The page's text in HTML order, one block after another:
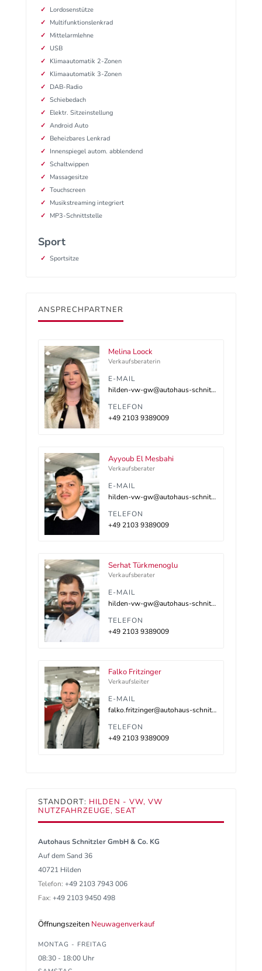
Lordosenstütze
Multifunktionslenkrad
Mittelarmlehne
USB
Klimaautomatik 2-Zonen
Klimaautomatik 3-Zonen
DAB-Radio
Schiebedach
Elektr. Sitzeinstellung
Android Auto
Beheizbares Lenkrad
Innenspiegel autom. abblendend
Schaltwippen
Massagesitze
Touchscreen
Musikstreaming integriert
MP3-Schnittstelle
Sport
Sportsitze
ANSPRECHPARTNER
Melina Loock
Verkaufsberaterin
E-MAIL
hilden-vw-gw@autohaus-schnitzler.dealerdesk.de
TELEFON
+49 2103 9389009
Ayyoub El Mesbahi
Verkaufsberater
E-MAIL
hilden-vw-gw@autohaus-schnitzler.dealerdesk.de
TELEFON
+49 2103 9389009
Serhat Türkmenoglu
Verkaufsberater
E-MAIL
hilden-vw-gw@autohaus-schnitzler.dealerdesk.de
TELEFON
+49 2103 9389009
Falko Fritzinger
Verkaufsleiter
E-MAIL
falko.fritzinger@autohaus-schnitzler.de
TELEFON
+49 2103 9389009
STANDORT: HILDEN - VW, VW
NUTZFAHRZEUGE, SEAT
Autohaus Schnitzler GmbH & Co. KG
Auf dem Sand 36
40721 Hilden
Telefon: +49 2103 7943 006
Fax: +49 2103 9450 498
Öffnungszeiten Neuwagenverkauf
MONTAG - FREITAG
08:30 - 18:00 Uhr